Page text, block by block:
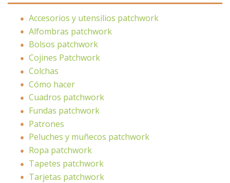
Accesorios y utensilios patchwork
Alfombras patchwork
Bolsos patchwork
Cojines Patchwork
Colchas
Cómo hacer
Cuadros patchwork
Fundas patchwork
Patrones
Peluches y muñecos patchwork
Ropa patchwork
Tapetes patchwork
Tarjetas patchwork